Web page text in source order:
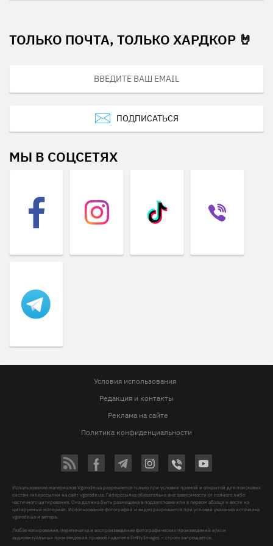
ТОЛЬКО ПОЧТА, ТОЛЬКО ХАРДКОР 🤘
ПОДПИСАТЬСЯ
МЫ В СОЦСЕТЯХ
Условия использования
Редакция и контакты
Реклама на сайте
Политика конфиденциальности
Использование материалов Vgorode.ua разрешается только при условии прямой и открытой для поисковых
систем гиперссылки на сайт vgorode.ua. Гиперссылка обязательна вне зависимости от полного либо
частичного цитирования. Она должна быть размещена в подзаголовке или в первом абзаце и вести на
цитируемый материал. Использование фотографий и видео разрешается при условии указания источника
vgorode.ua и автора.
Любое копирование, перепечатка и воспроизведение фотографических произведений и/или
аудиовизуальных произведений правообладателя Getty Images – строго запрещается.